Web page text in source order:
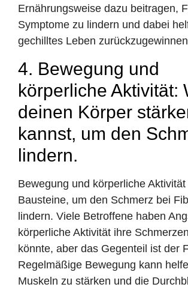
Ernährungsweise dazu beitragen,
Symptome zu lindern und dabei
gechilltes Leben
4. Bewegung und
körperliche Aktivität:
deinen Körper
kannst, um den
lindern.
Bewegung und körperliche
Bausteine, um den Schmerz bei
lindern. Viele Betroffene haben
körperliche Aktivität ihre
könnte, aber das Gegenteil ist der
Regelmäßige Bewegung kann
Muskeln zu stärken und die